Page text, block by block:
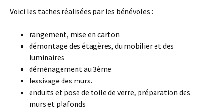
Voici les taches réalisées par les bénévoles :
rangement, mise en carton
démontage des étagères, du mobilier et des
luminaires
déménagement au 3ème
lessivage des murs.
enduits et pose de toile de verre, préparation des
murs et plafonds